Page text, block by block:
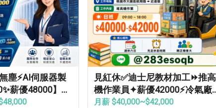
塵⚡AI伺服器製
薪優48000】免
✔免輪班✔
見紅休✅迪士尼教材加工⏩推高
機作業員✦薪優42000⚡冷氣廠
房✦轉正機會大
月薪 $40,000~$42,000